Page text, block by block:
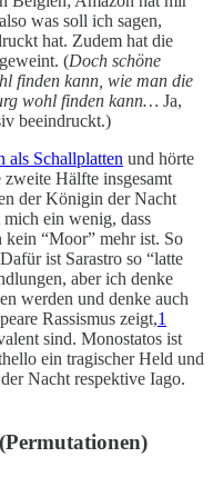
was soll ich sagen,
hat. Zudem hat die
(Doch schöne
finden kann, wie man die
wohl finden kann… Ja,
beeindruckt.)
als Schallplatten und hörte
Hälfte insgesamt
der Königin der Nacht
ein wenig, dass
kein “Moor” mehr ist. So
ist Sarastro so “latte
aber ich denke
werden und denke auch
Rassismus zeigt,1
sind. Monostatos ist
ein tragischer Held und
Nacht respektive Iago.